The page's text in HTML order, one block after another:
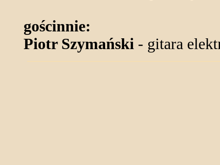
gościnnie:
Piotr Szymański - gitara